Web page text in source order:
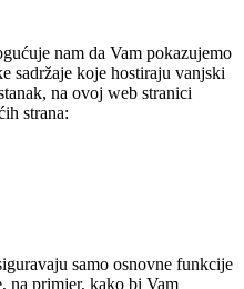
nam da Vam pokazujemo
sadržaje koje hostiraju vanjski
na ovoj web stranici
strana:
samo osnovne funkcije
na primjer, kako bi Vam